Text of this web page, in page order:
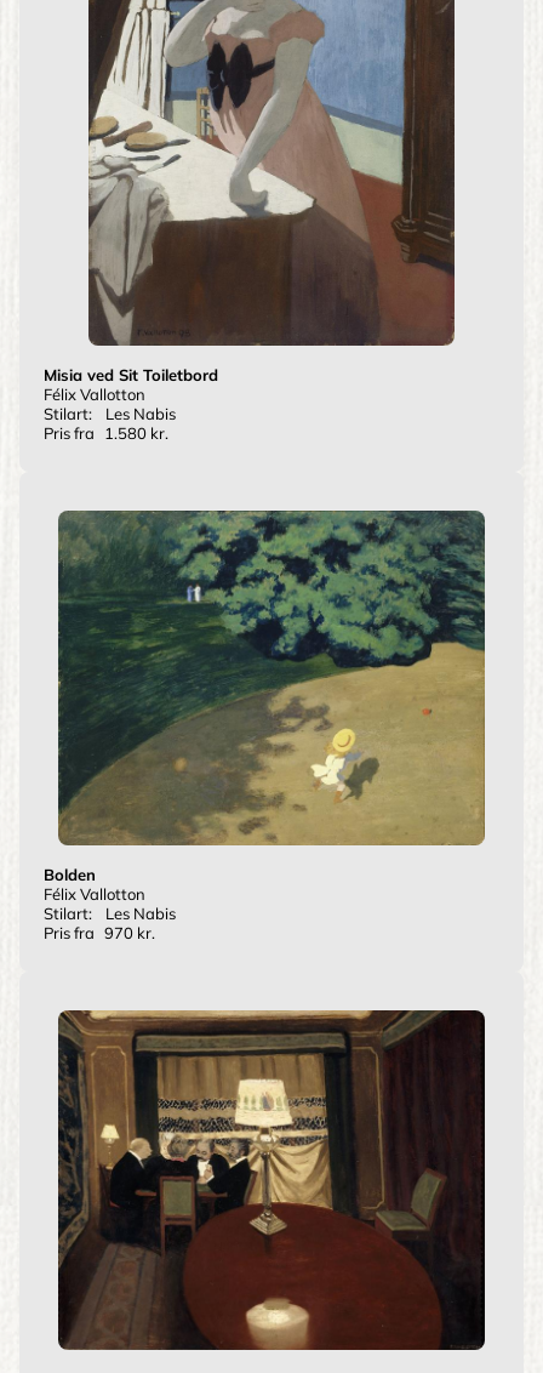
Misia ved Sit Toiletbord
Félix Vallotton
Stilart:
Les Nabis
Pris fra
1.580 kr.
Bolden
Félix Vallotton
Stilart:
Les Nabis
Pris fra 970 kr.